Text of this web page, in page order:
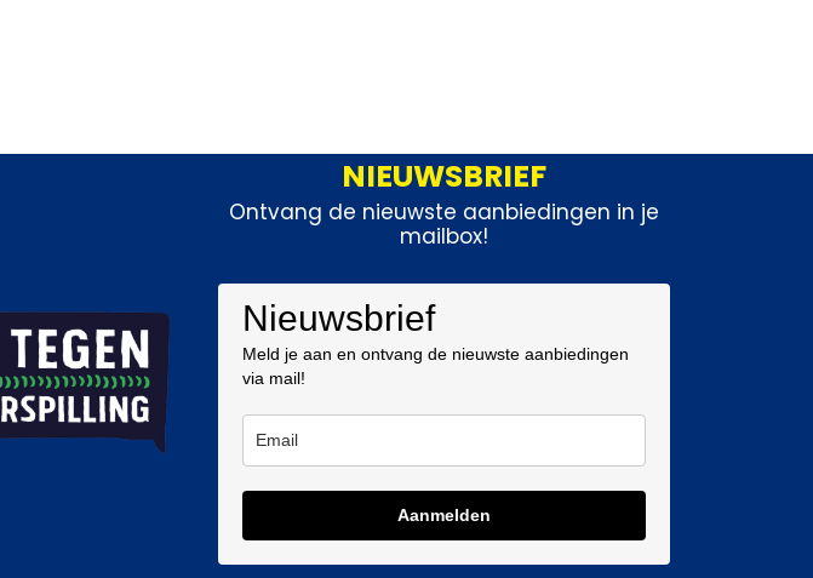
NIEUWSBRIEF
Ontvang de nieuwste aanbiedingen in je
mailbox!
Nieuwsbrief
Meld je aan en ontvang de nieuwste aanbiedingen
via mail!
Aanmelden